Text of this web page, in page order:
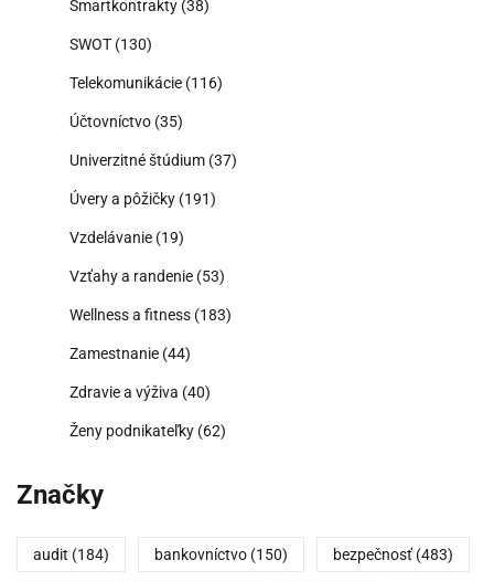
Smartkontrakty (38)
SWOT (130)
Telekomunikácie (116)
Účtovníctvo (35)
Univerzitné štúdium (37)
Úvery a pôžičky (191)
Vzdelávanie (19)
Vzťahy a randenie (53)
Wellness a fitness (183)
Zamestnanie (44)
Zdravie a výživa (40)
Ženy podnikateľky (62)
Značky
audit (184) bankovníctvo (150) bezpečnosť (483)